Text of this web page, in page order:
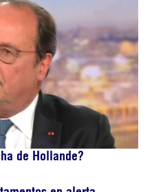
de Hollande?